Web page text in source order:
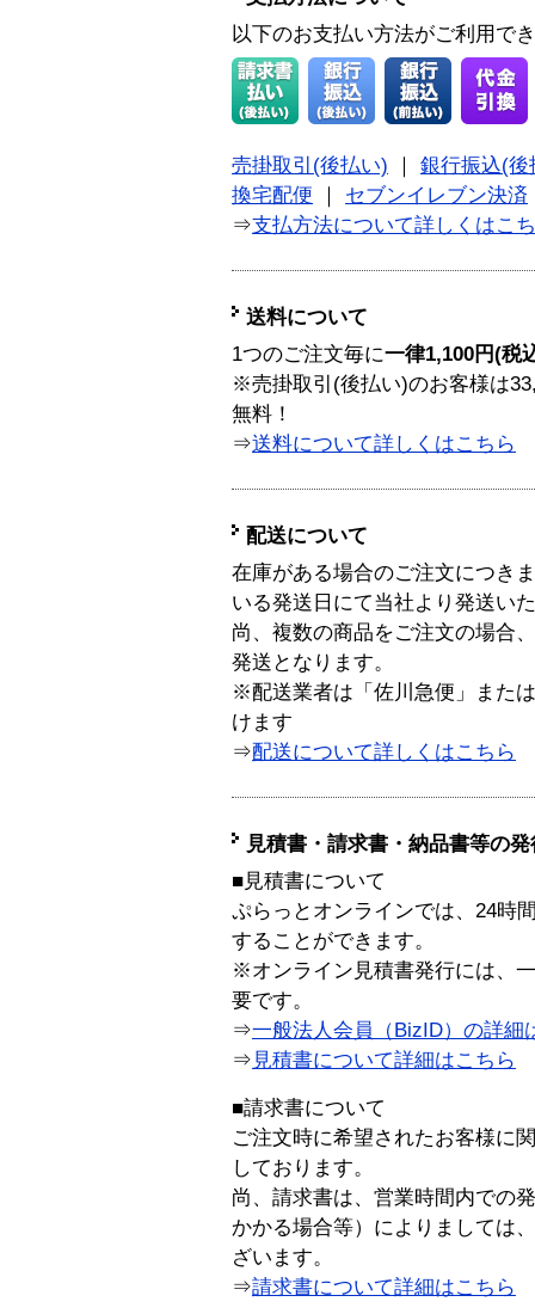
以下のお支払い方法がご利用で
売掛取引(後払い) ｜ 銀行振込(後
換宅配便 ｜ セブンイレブン決済
⇒支払方法について詳しくはこ
送料について
1つのご注文毎に一律1,100円(税
※売掛取引(後払い)のお客様は
無料！
⇒送料について詳しくはこちら
配送について
在庫がある場合のご注文につき
いる発送日にて当社より発送い
尚、複数の商品をご注文の場合
発送となります。
※配送業者は「佐川急便」また
けます
⇒配送について詳しくはこちら
見積書・請求書・納品書等の
■見積書について
ぷらっとオンラインでは、24時
することができます。
※オンライン見積書発行には、
要です。
⇒一般法人会員（BizID）の詳細
⇒ 見積書について詳細はこちら
■請求書について
ご注文時に希望されたお客様に
しております。
尚、請求書は、営業時間内での
かかる場合等）によりましては
ざいます。
⇒請求書について詳細はこちら